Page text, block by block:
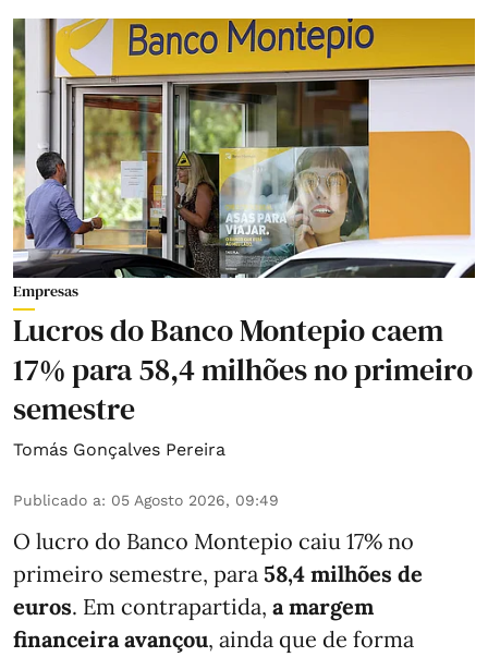
Empresas
Lucros do Banco Montepio caem
17% para 58,4 milhões no primeiro
semestre
Tomás Gonçalves Pereira
Publicado a: 05 Agosto 2026, 09:49
O lucro do Banco Montepio caiu 17% no
primeiro semestre, para 58,4 milhões de
euros. Em contrapartida, a margem
financeira avançou, ainda que de forma